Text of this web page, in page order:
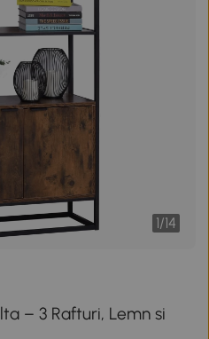
1/14
– 3 Rafturi, Lemn si